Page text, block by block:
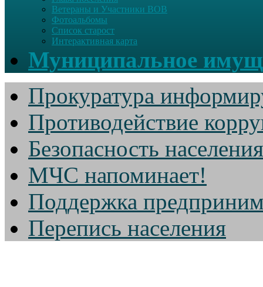
Ветераны и Участники ВОВ
Фотоальбомы
Список старост
Интерактивная карта
Муниципальное
Прокуратура
Противодействие
Безопасность населения
МЧС напоминает!
Поддержка
Перепись населения